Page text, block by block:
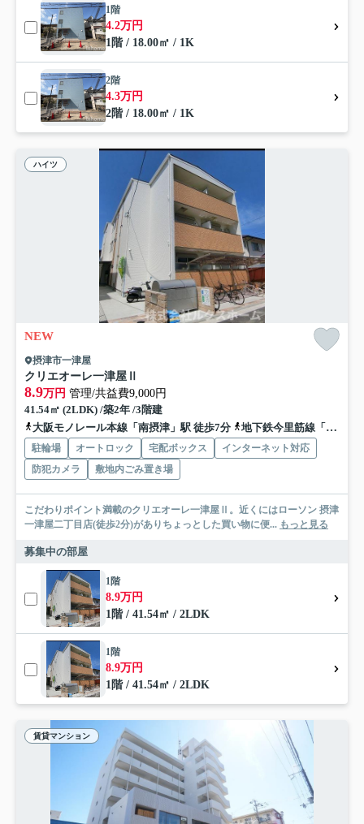
1階
4.2万円
1階 / 18.00㎡ / 1K
2階
4.3万円
2階 / 18.00㎡ / 1K
ハイツ
NEW
摂津市一津屋
クリエオーレ一津屋Ⅱ
8.9万円 管理/共益費9,000円
41.54㎡ (2LDK) /築2年 /3階建
大阪モノレール本線「南摂津」駅 徒歩7分
地下鉄今里筋線「井高野」駅 バス2分 阪急バス「ダイキン工業前」 停歩2分
駐輪場 オートロック 宅配ボックス
インターネット対応
防犯カメラ
敷地内ごみ置き場
こだわりポイント満載のクリエオーレ一津屋Ⅱ。近くにはローソン 摂津
一津屋二丁目店(徒歩2分)がありちょっとした買い物に便... もっと見る
募集中の部屋
1階
8.9万円
1階 / 41.54㎡ / 2LDK
1階
8.9万円
1階 / 41.54㎡ / 2LDK
賃貸マンション